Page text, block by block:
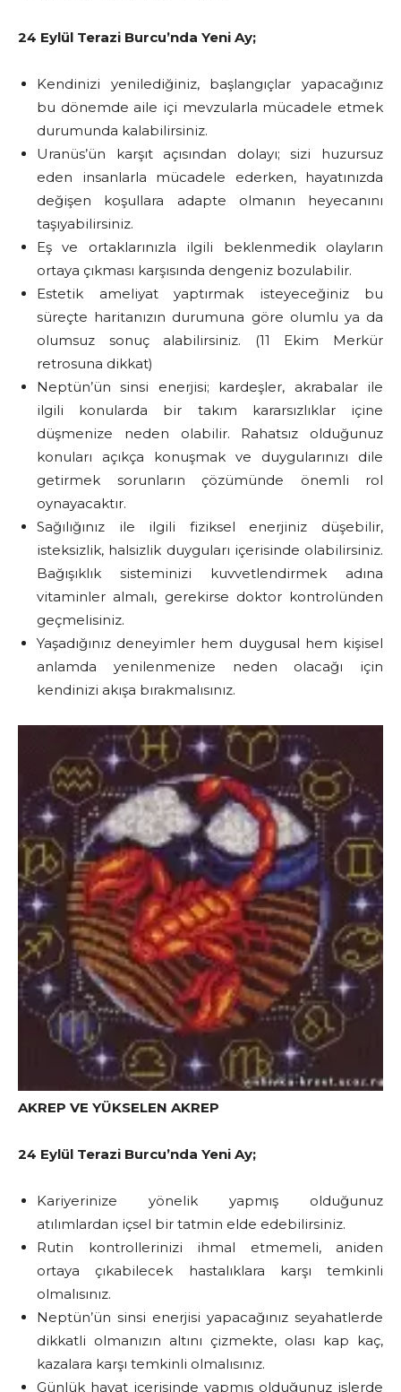
24 Eylül Terazi Burcu’nda Yeni Ay;
Kendinizi yenilediğiniz, başlangıçlar yapacağınız
bu dönemde aile içi mevzularla mücadele etmek
durumunda kalabilirsiniz.
Uranüs’ün karşıt açısından dolayı; sizi huzursuz
eden insanlarla mücadele ederken, hayatınızda
değişen koşullara adapte olmanın heyecanını
taşıyabilirsiniz.
Eş ve ortaklarınızla ilgili beklenmedik olayların
ortaya çıkması karşısında dengeniz bozulabilir.
Estetik ameliyat yaptırmak isteyeceğiniz bu
süreçte haritanızın durumuna göre olumlu ya da
olumsuz sonuç alabilirsiniz. (11 Ekim Merkür
retrosuna dikkat)
Neptün’ün sinsi enerjisi; kardeşler, akrabalar ile
ilgili konularda bir takım kararsızlıklar içine
düşmenize neden olabilir. Rahatsız olduğunuz
konuları açıkça konuşmak ve duygularınızı dile
getirmek sorunların çözümünde önemli rol
oynayacaktır.
Sağılığınız ile ilgili fiziksel enerjiniz düşebilir,
isteksizlik, halsizlik duyguları içerisinde olabilirsiniz.
Bağışıklık sisteminizi kuvvetlendirmek adına
vitaminler almalı, gerekirse doktor kontrolünden
geçmelisiniz.
Yaşadığınız deneyimler hem duygusal hem kişisel
anlamda yenilenmenize neden olacağı için
kendinizi akışa bırakmalısınız.
AKREP VE YÜKSELEN AKREP
24 Eylül Terazi Burcu’nda Yeni Ay;
Kariyerinize yönelik yapmış olduğunuz
atılımlardan içsel bir tatmin elde edebilirsiniz.
Rutin kontrollerinizi ihmal etmemeli, aniden
ortaya çıkabilecek hastalıklara karşı temkinli
olmalısınız.
Neptün’ün sinsi enerjisi yapacağınız seyahatlerde
dikkatli olmanızın altını çizmekte, olası kap kaç,
kazalara karşı temkinli olmalısınız.
Günlük hayat içerisinde yapmış olduğunuz işlerde